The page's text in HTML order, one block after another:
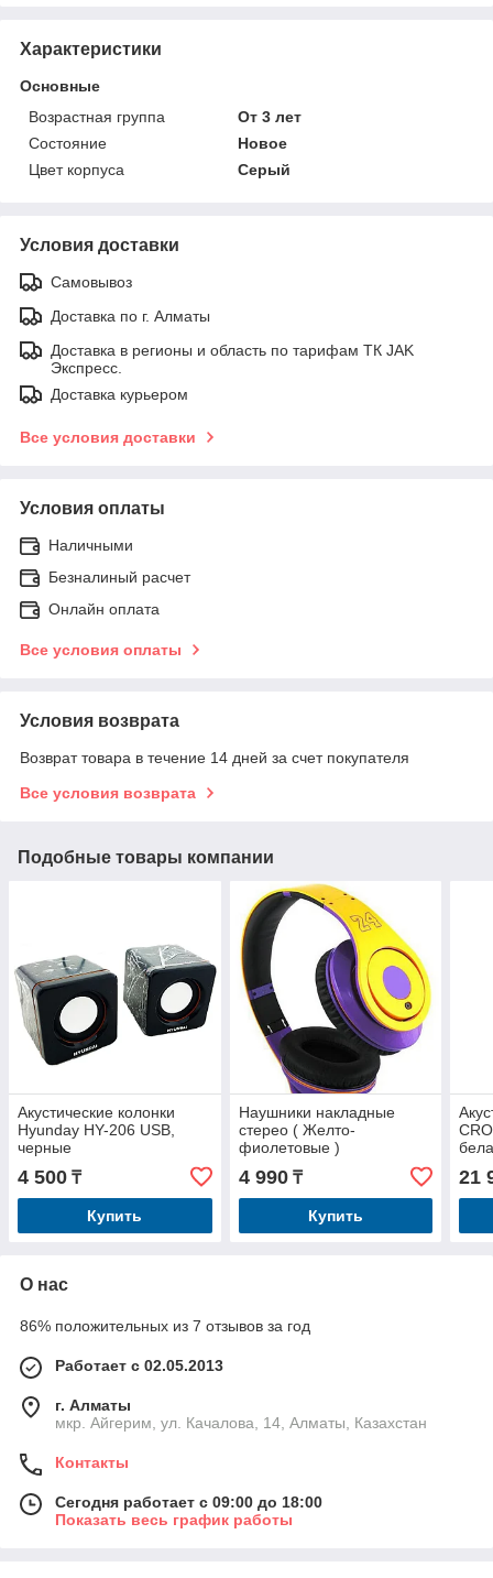
Характеристики
Основные
Возрастная группа
От 3 лет
Состояние
Новое
Цвет корпуса
Серый
Условия доставки
Самовывоз
Доставка по г. Алматы
Доставка в регионы и область по тарифам ТК JAK
Экспресс.
Доставка курьером
Все условия доставки
Условия оплаты
Наличными
Безналиный расчет
Онлайн оплата
Все условия оплаты
Условия возврата
Возврат товара в течение 14 дней за счет покупателя
Все условия возврата
Подобные товары компании
Акустические колонки
Hyunday HY-206 USB,
черные
4 500 ₸
Купить
Наушники накладные
стерео ( Желто-
фиолетовые )
4 990₸
Купить
21
О нас
86% положительных из 7 отзывов за год
Работает с 02.05.2013
г. Алматы
мкр. Айгерим, ул. Качалова, 14, Алматы, Казахстан
Контакты
Сегодня работает с 09:00 до 18:00
Показать весь график работы